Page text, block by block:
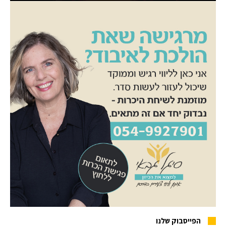
הפייסבוק שלנו